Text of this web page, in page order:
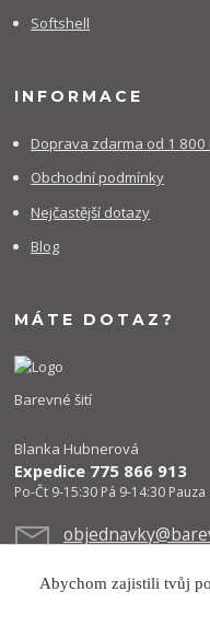
Softshell
INFORMACE
Doprava zdarma od 1 800
Obchodní podmínky
Nejčastější dotazy
Blog
MÁTE DOTAZ?
Barevné šití
Blanka Hubnerová
Expedice 775 866 913
Po-Čt 9-15:30 Pá 9-14:30 Pauza
Abychom zajistili tvůj